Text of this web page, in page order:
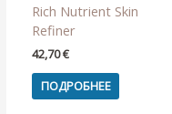
Rich Nutrient Skin
Refiner
42,70€
ПОДРОБНЕЕ